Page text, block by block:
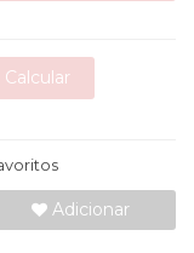
Calcular
Adicionar